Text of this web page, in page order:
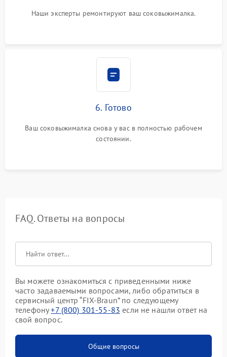
Наши эксперты ремонтируют ваш соковыжималка.
6. Готово
Ваш соковыжималка снова у вас в полностью рабочем
состоянии.
FAQ. Ответы на вопросы
Вы можете ознакомиться с приведенными ниже
часто задаваемыми вопросами, либо обратиться в
сервисный центр “FIX-Braun” по следующему
телефону+7 (800) 301-55-83 если не нашли ответ на
свой вопрос.
Общие вопросы